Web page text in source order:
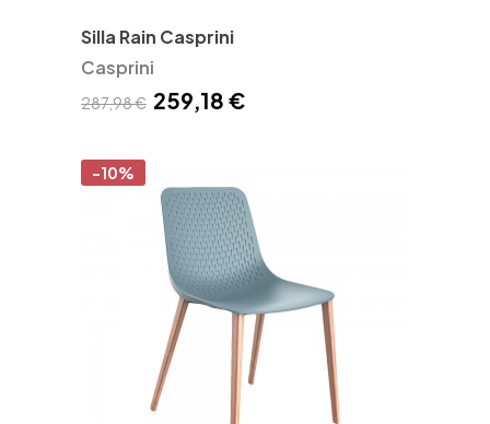
Silla Rain Casprini
Casprini
287,98 € 259,18 €
-10%